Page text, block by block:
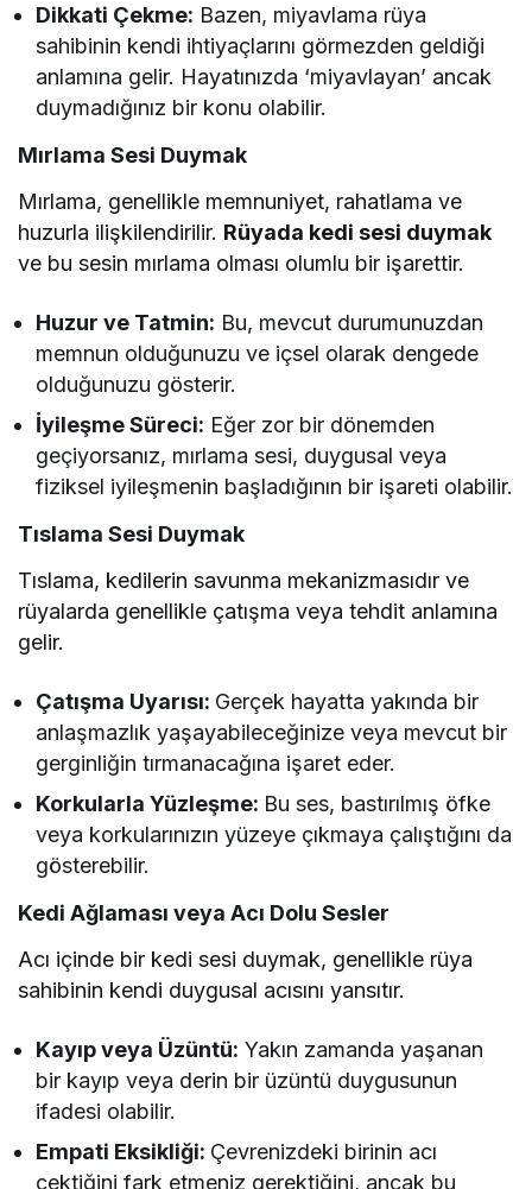
Dikkati Çekme: Bazen, miyavlama rüya
sahibinin kendi ihtiyaçlarını görmezden geldiği
anlamına gelir. Hayatınızda ‘miyavlayan’ ancak
duymadığınız bir konu olabilir.
Mırlama Sesi Duymak
Mırlama, genellikle memnuniyet, rahatlama ve
huzurla ilişkilendirilir. Rüyada kedi sesi duymak
ve bu sesin mırlama olması olumlu bir işarettir.
Huzur ve Tatmin: Bu, mevcut durumunuzdan
memnun olduğunuzu ve içsel olarak dengede
olduğunuzu gösterir.
İyileşme Süreci: Eğer zor bir dönemden
geçiyorsanız, mırlama sesi, duygusal veya
fiziksel iyileşmenin başladığının bir işareti olabilir.
Tıslama Sesi Duymak
Tıslama, kedilerin savunma mekanizmasıdır ve
rüyalarda genellikle çatışma veya tehdit anlamına
gelir.
Çatışma Uyarısı: Gerçek hayatta yakında bir
anlaşmazlık yaşayabileceğinize veya mevcut bir
gerginliğin tırmanacağına işaret eder.
Korkularla Yüzleşme: Bu ses, bastırılmış öfke
veya korkularınızın yüzeye çıkmaya çalıştığını da
gösterebilir.
Kedi Ağlaması veya Acı Dolu Sesler
Acı içinde bir kedi sesi duymak, genellikle rüya
sahibinin kendi duygusal acısını yansıtır.
Kayıp veya Üzüntü: Yakın zamanda yaşanan
bir kayıp veya derin bir üzüntü duygusunun
ifadesi olabilir.
Empati Eksikliği: Çevrenizdeki birinin acı
çektiğini fark etmeniz gerektiğini, ancak bu